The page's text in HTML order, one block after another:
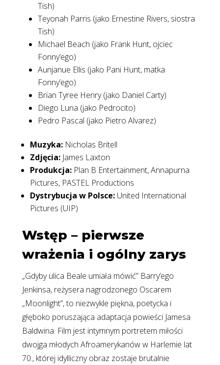
Tish)
Teyonah Parris (jako Ernestine Rivers, siostra
Tish)
Michael Beach (jako Frank Hunt, ojciec
Fonny’ego)
Aunjanue Ellis (jako Pani Hunt, matka
Fonny’ego)
Brian Tyree Henry (jako Daniel Carty)
Diego Luna (jako Pedrocito)
Pedro Pascal (jako Pietro Alvarez)
Muzyka:Nicholas Britell
Zdjęcia:James Laxton
Produkcja:Plan B Entertainment, Annapurna
Pictures, PASTEL Productions
Dystrybucja w Polsce:United International
Pictures (UIP)
Wstęp – pierwsze
wrażenia i ogólny zarys
„Gdyby ulica Beale umiała mówić” Barry’ego
Jenkinsa, reżysera nagrodzonego Oscarem
„Moonlight”, to niezwykle piękna, poetycka i
głęboko poruszająca adaptacja powieści Jamesa
Baldwina. Film jest intymnym portretem miłości
dwojga młodych Afroamerykanów w Harlemie lat
70., której idylliczny obraz zostaje brutalnie